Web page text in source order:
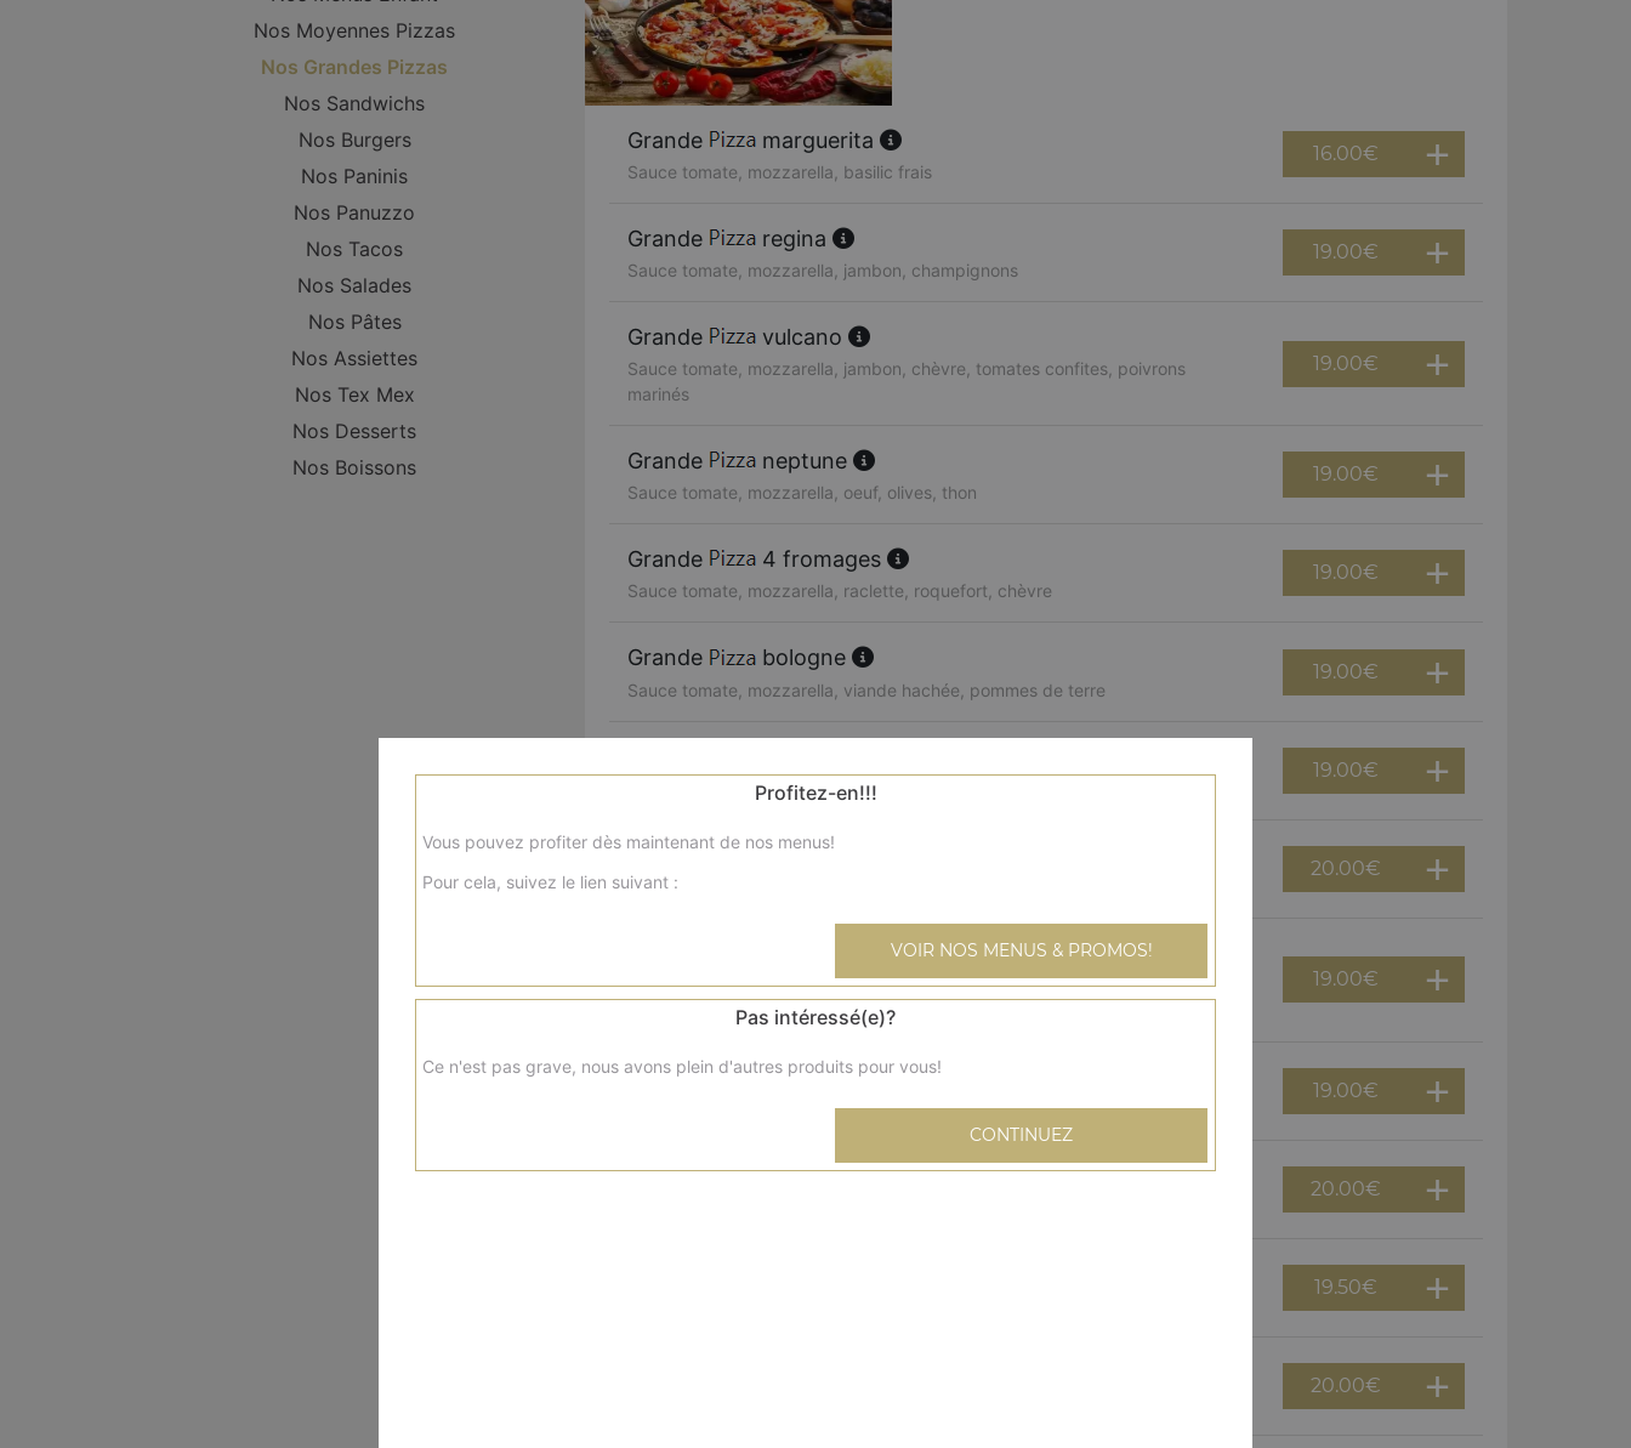
Nos Moyennes Pizzas
Nos Grandes Pizzas
Nos Sandwichs
Nos Burgers
Nos Paninis
Nos Panuzzo
Nos Tacos
Nos Salades
Nos Pâtes
Nos Assiettes
Nos Tex Mex
Nos Desserts
Nos Boissons
Grande marguerita
Sauce tomate, mozzarella, basilic frais
16.00€
Grande regina
Sauce tomate, mozzarella, jambon, champignons
19.00€
Grande vulcano
Sauce tomate, mozzarella, jambon, chèvre, tomates confites, poivrons
marinés
19.00€
Grande neptune
Sauce tomate, mozzarella, oeuf, olives, thon
19.00€
Grande 4 fromages
Sauce tomate, mozzarella, raclette, roquefort, chèvre
19.00€
Grande bologne
Sauce tomate, mozzarella, viande hachée, pommes de terre
19.00€
Sauce tomate, mozzarella, cocktail de fruits de mer, citron, persillade
19.00€
Grande paparazzi
Sauce tomate, mozzarella, jambon, viande hachée, poulet, chorizo
20.00€
végétarienne
Sauce tomate, mozzarella, champignons, oignons, poivrons, aubergine,
tomates fraîches
19.00€
Grande calzone souflée
Sauce tomate, mozzarella, jambon, oeuf
19.00€
Grande florencia
20.00€
19.50€
20.00€
Profitez-en!!!
Vous pouvez profiter dès maintenant de nos menus!
Pour cela, suivez le lien suivant :
VOIR NOS MENUS & PROMOS!
Pas intéressé(e)?
Ce n'est pas grave, nous avons plein d'autres produits pour vous!
CONTINUEZ